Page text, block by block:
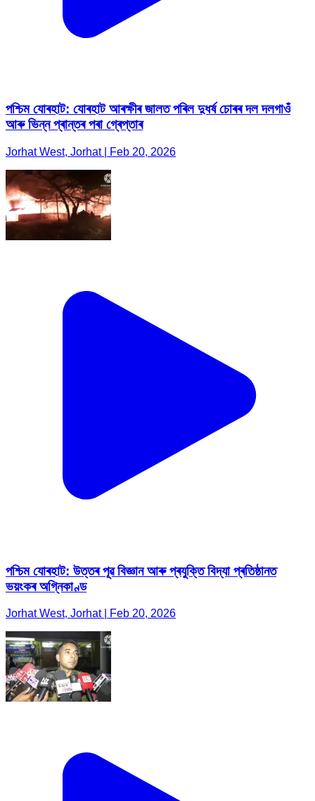
পশ্চিম যোৰহাট: যোৰহাট আৰক্ষীৰ জালত পৰিল দুধৰ্ষ চোৰৰ দল দলগাওঁ
আৰু ভিন্ন প্ৰান্তৰ পৰা গ্ৰেপ্তাৰ
Jorhat West, Jorhat | Feb 20, 2026
পশ্চিম যোৰহাট: উত্তৰ পূৱ বিজ্ঞান আৰু প্ৰযুক্তি বিদ্যা প্ৰতিষ্ঠানত
ভয়ংকৰ অগ্নিকাণ্ড
Jorhat West, Jorhat | Feb 20, 2026